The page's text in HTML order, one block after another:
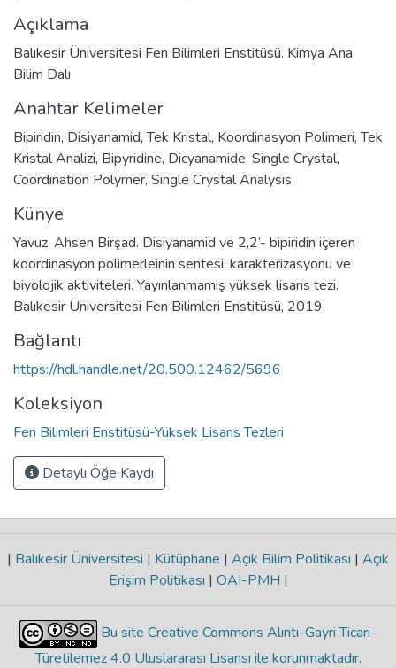
Açıklama
Balıkesir Üniversitesi Fen Bilimleri Enstitüsü. Kimya Ana
Bilim Dalı
Anahtar Kelimeler
Bipiridin, Disiyanamid,Tek Kristal, Koordinasyon Polimeri,Tek
Kristal Analizi, Bipyridine, Dicyanamide, Single Crystal,
Coordination Polymer, Single Crystal Analysis
Künye
Yavuz, Ahsen Birşad. Disiyanamid ve 2,2’- bipiridin içeren
koordinasyon polimerleinin sentesi, karakterizasyonu ve
biyolojik aktiviteleri. Yayınlanmamış yüksek lisans tezi.
Balıkesir Üniversitesi Fen Bilimleri Enstitüsü, 2019.
Bağlantı
https://hdl.handle.net/20.500.12462/5696
Koleksiyon
Fen Bilimleri Enstitüsü-Yüksek Lisans Tezleri
Detaylı Öğe Kaydı
| Balıkesir Üniversitesi | Kütüphane | Açık Bilim Politikası | Açık
Erişim Politikası | OAI-PMH |
Bu site Creative Commons Alıntı-Gayri Ticari-
Türetilemez 4.0 Uluslararası Lisansı ile korunmaktadır.